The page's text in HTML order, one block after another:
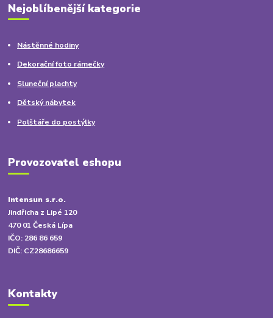
Nejoblíbenější kategorie
Nástěnné hodiny
Dekorační foto rámečky
Sluneční plachty
Dětský nábytek
Polštáře do postýlky
Provozovatel eshopu
Intensun s.r.o.
Jindřicha z Lipé 120
470 01 Česká Lípa
IČO: 286 86 659
DIČ: CZ28686659
Kontakty